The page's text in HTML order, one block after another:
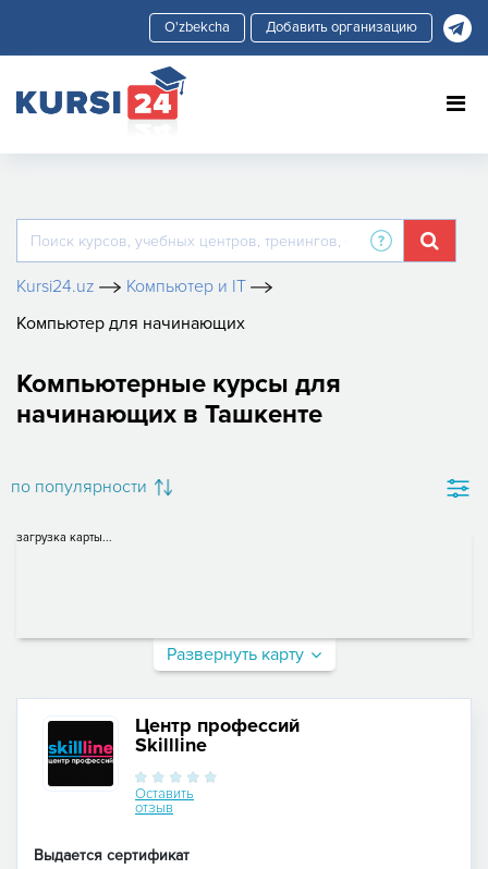
Добавить организацию
Kursi24.uz
Компьютер и IT
Компьютер для начинающих
Компьютерные курсы для
начинающих в Ташкенте
по популярности
загрузка карты...
Развернуть карту
Центр профессий
Skillline
Оставить
отзыв
Выдается сертификат